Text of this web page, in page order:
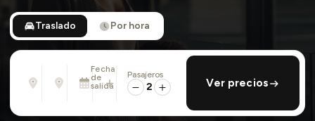
Traslado Por hora
Desde
Dirección, aeropuerto, hotel, ...
Hasta
Dirección, aeropuerto, hotel, ...
Fecha
de
salida
Mar., 11 Ago. · 01:45 PM
añadir regreso
Pasajeros
2 Ver precios